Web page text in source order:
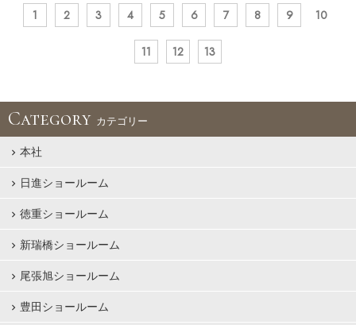
1 2 3 4 5 6 7 8 9 10
11 12 13
Category カテゴリー
本社
日進ショールーム
徳重ショールーム
新瑞橋ショールーム
尾張旭ショールーム
豊田ショールーム